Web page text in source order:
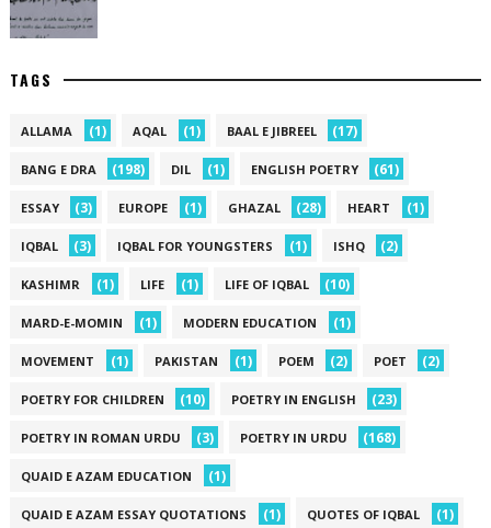
TAGS
ALLAMA (1) AQAL (1) BAAL E JIBREEL (17)
BANG E DRA (198) DIL (1) ENGLISH POETRY (61)
ESSAY (3) EUROPE (1) GHAZAL (28) HEART (1)
IQBAL (3) IQBAL FOR YOUNGSTERS (1) ISHQ (2)
KASHIMR (1) LIFE (1) LIFE OF IQBAL (10)
MARD-E-MOMIN (1) MODERN EDUCATION (1)
MOVEMENT (1) PAKISTAN (1) POEM (2) POET (2)
POETRY FOR CHILDREN (10) POETRY IN ENGLISH (23)
POETRY IN ROMAN URDU (3) POETRY IN URDU (168)
QUAID E AZAM EDUCATION (1)
QUAID E AZAM ESSAY QUOTATIONS (1) QUOTES OF IQBAL (1)